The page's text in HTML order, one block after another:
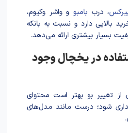
، درب بامبوو واشر وکیوم،
بالایی دارد و نسبت به بانکه
بسیار بیشتری ارائه می‌دهد.
در یخچال وجود
از تغییر بو بهتر است محتوای
شود؛ درست مانند مدل‌های